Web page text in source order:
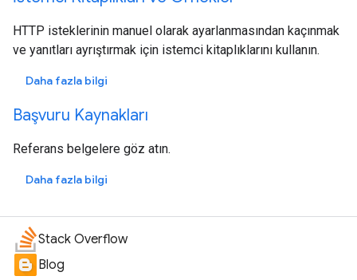
HTTP isteklerinin manuel olarak ayarlanmasından kaçınmak
ve yanıtları ayrıştırmak için istemci kitaplıklarını kullanın.
Daha fazla bilgi
Başvuru Kaynakları
Referans belgelere göz atın.
Daha fazla bilgi
Stack Overflow
Blog